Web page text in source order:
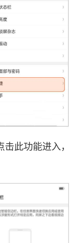
击此功能进入，